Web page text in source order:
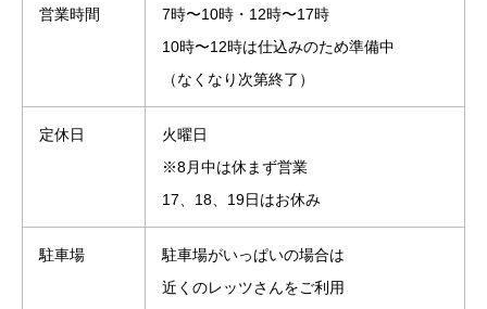
営業時間
7時〜10時・12時〜17時
10時〜12時は仕込みのため準備中
（なくなり次第終了）
定休日
火曜日
※8月中は休まず営業
17、18、19日はお休み
駐車場
駐車場がいっぱいの場合は
近くのレッツさんをご利用